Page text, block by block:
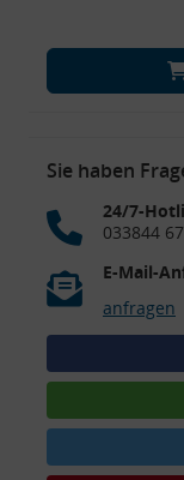
Sie haben
24/7-
033844
E-Mail-
anfragen